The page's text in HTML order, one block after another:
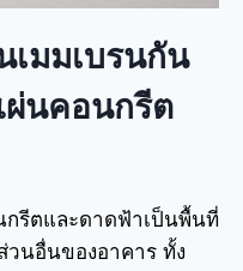
เมมเบรนกัน
นคอนกรีต
รีตและดาดฟ้าเป็นพื้นที่
วนอื่นของอาคาร ทั้ง